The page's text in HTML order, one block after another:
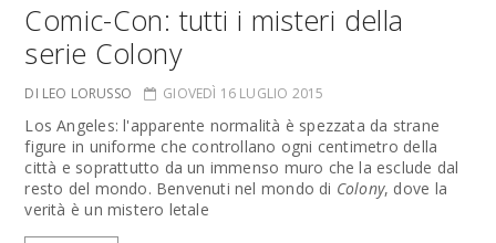
Comic-Con: tutti i misteri della
serie Colony
DI LEO LORUSSO GIOVEDÌ 16 LUGLIO 2015
Los Angeles: l'apparente normalità è spezzata da strane
figure in uniforme che controllano ogni centimetro della
città e soprattutto da un immenso muro che la esclude dal
resto del mondo. Benvenuti nel mondo di Colony, dove la
verità è un mistero letale